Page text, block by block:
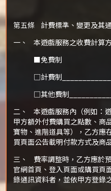
第五條 計費標準、變更及其
一、 本遊戲服務之收費計算方
■免費制
□計費制
□其他費制
二、 本遊戲服務內（例如：
甲方額外付費購買之點數、商
寶物、進階道具等），乙方應
買頁面公告載明付款方式及商
三、 費率調整時，乙方應於
官網首頁、登入頁面或購買頁
錄通訊資料者，並依甲方登錄